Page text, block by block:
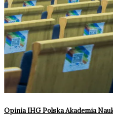
Opinia IHG Polska Akademia